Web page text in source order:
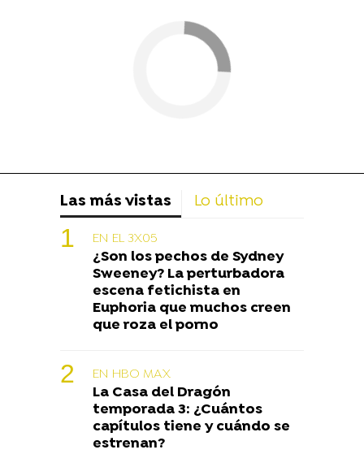
Las más vistas Lo último
EN EL 3X05
¿Son los pechos de Sydney
Sweeney? La perturbadora
escena fetichista en
Euphoria que muchos creen
que roza el porno
EN HBO MAX
La Casa del Dragón
temporada 3: ¿Cuántos
capítulos tiene y cuándo se
estrenan?